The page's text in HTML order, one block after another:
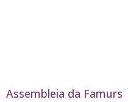
Assembleia da Famurs